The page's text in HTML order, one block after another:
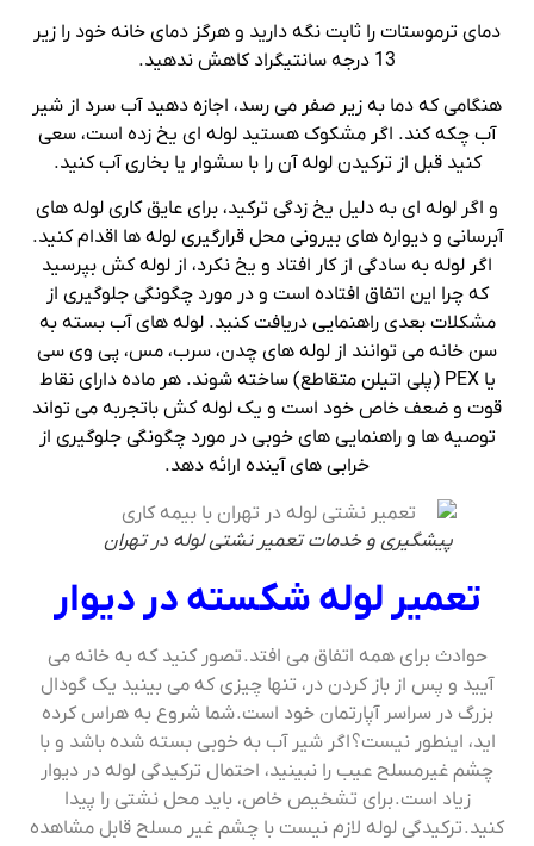
دمای ترموستات را ثابت نگه دارید و هرگز دمای خانه خود را زیر
13 درجه سانتیگراد کاهش ندهید.
هنگامی که دما به زیر صفر می رسد، اجازه دهید آب سرد از شیر
آب چکه کند. اگر مشکوک هستید لوله ای یخ زده است، سعی
کنید قبل از ترکیدن لوله آن را با سشوار یا بخاری آب کنید.
و اگر لوله ای به دلیل یخ زدگی ترکید، برای عایق کاری لوله های
آبرسانی و دیواره های بیرونی محل قرارگیری لوله ها اقدام کنید.
اگر لوله به سادگی از کار افتاد و یخ نکرد، از لوله کش بپرسید
که چرا این اتفاق افتاده است و در مورد چگونگی جلوگیری از
مشکلات بعدی راهنمایی دریافت کنید. لوله های آب بسته به
سن خانه می توانند از لوله های چدن، سرب، مس، پی وی سی
یا PEX (پلی اتیلن متقاطع) ساخته شوند. هر ماده دارای نقاط
قوت و ضعف خاص خود است و یک لوله کش باتجربه می تواند
توصیه ها و راهنمایی های خوبی در مورد چگونگی جلوگیری از
خرابی های آینده ارائه دهد.
پیشگیری و خدمات تعمیر نشتی لوله در تهران
تعمیر لوله شکسته در دیوار
حوادث برای همه اتفاق می افتد. تصور کنید که به خانه می
آیید و پس از باز کردن در، تنها چیزی که می بینید یک گودال
بزرگ در سراسر آپارتمان خود است.شما شروع به هراس کرده
اید، اینطور نیست؟اگر شیر آب به خوبی بسته شده باشد و با
چشم غیرمسلح عیب را نبینید، احتمال ترکیدگی لوله در دیوار
زیاد است. برای تشخیص خاص، باید محل نشتی را پیدا
کنید. ترکیدگی لوله لازم نیست با چشم غیر مسلح قابل مشاهده